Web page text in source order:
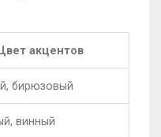
Цвет акцентов
бирюзовый
винный